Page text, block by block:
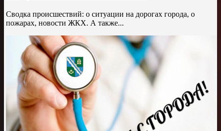
Сводка происшествий: о ситуации на дорогах города, о
пожарах, новости ЖКХ. А также...